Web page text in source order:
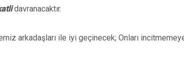
davranacaktır.
arkadaşları ile iyi geçinecek; Onları